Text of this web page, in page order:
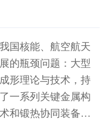
国核能、航空航天
的瓶颈问题：大型
形理论与技术，持
一系列关键金属构
和锻热协同装备。